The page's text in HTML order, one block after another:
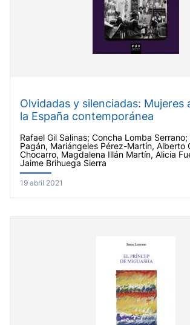
Olvidadas y silenciadas: Mujeres
la España contemporánea
Rafael Gil Salinas; Concha Lomba Serrano;
Pagán, Mariángeles Pérez-Martín, Alberto
Chocarro, Magdalena Illán Martín, Alicia
Jaime Brihuega Sierra
19 abril 2021